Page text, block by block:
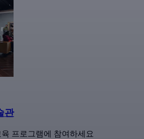
관
프로그램에 참여하세요